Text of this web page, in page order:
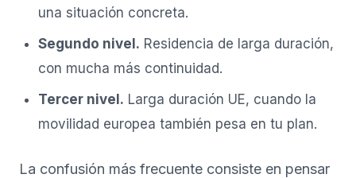
una situación concreta.
Segundo nivel. Residencia de larga duración,
con mucha más continuidad.
Tercer nivel. Larga duración UE, cuando la
movilidad europea también pesa en tu plan.
La confusión más frecuente consiste en pensar